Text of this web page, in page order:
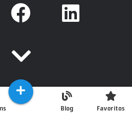
os Direitos Reservados
Blog Favoritos